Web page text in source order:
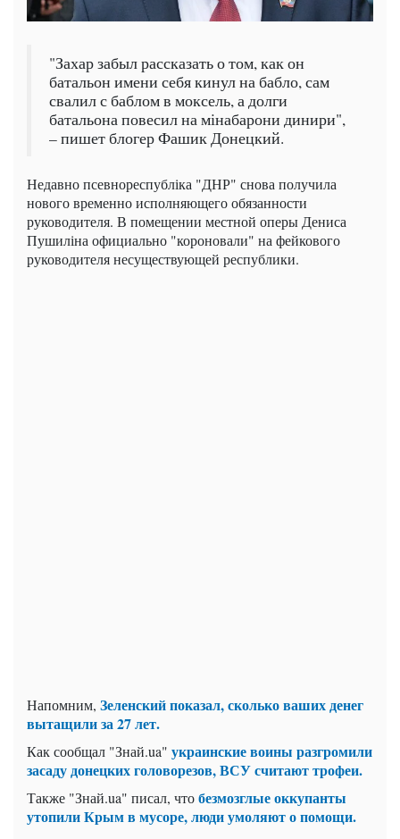
"Захар забыл рассказать о том, как он
батальон имени себя кинул на бабло, сам
свалил с баблом в моксель, а долги
батальона повесил на мінабарони динири",
– пишет блогер Фашик Донецкий.
Недавно псевнореспубліка "ДНР" снова получила
нового временно исполняющего обязанности
руководителя. В помещении местной оперы Дениса
Пушиліна официально "короновали" на фейкового
руководителя несуществующей республики.
Напомним, Зеленский показал, сколько ваших денег
вытащили за 27 лет.
Как сообщал "Знай.ua" украинские воины разгромили
засаду донецких головорезов, ВСУ считают трофеи.
Также "Знай.ua" писал, чтобезмозглые оккупанты
утопили Крым в мусоре, люди умоляют о помощи.